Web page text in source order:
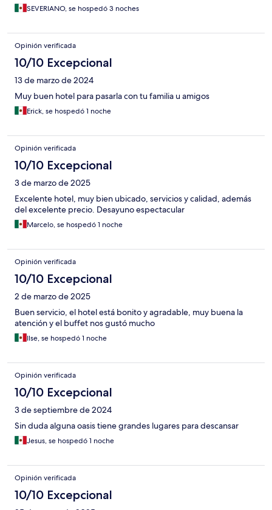
SEVERIANO, se hospedó 3 noches
Opinión verificada
10/10 Excepcional
13 de marzo de 2024
Muy buen hotel para pasarla con tu familia u amigos
Erick, se hospedó 1 noche
Opinión verificada
10/10 Excepcional
3 de marzo de 2025
Excelente hotel, muy bien ubicado, servicios y calidad, además
del excelente precio. Desayuno espectacular
Marcelo, se hospedó 1 noche
Opinión verificada
10/10 Excepcional
2 de marzo de 2025
Buen servicio, el hotel está bonito y agradable, muy buena la
atención y el buffet nos gustó mucho
Ilse, se hospedó 1 noche
Opinión verificada
10/10 Excepcional
3 de septiembre de 2024
Sin duda alguna oasis tiene grandes lugares para descansar
Jesus, se hospedó 1 noche
Opinión verificada
10/10 Excepcional